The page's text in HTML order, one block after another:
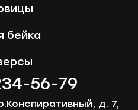
бейка
56-79
д. 7,